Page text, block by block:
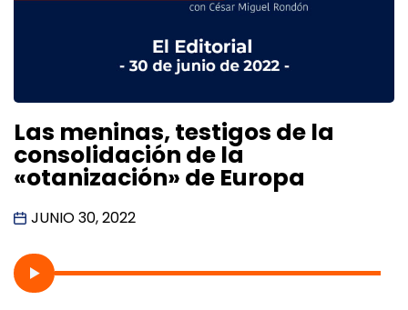
Las meninas, testigos de la
consolidación de la
«otanización» de Europa
JUNIO 30, 2022